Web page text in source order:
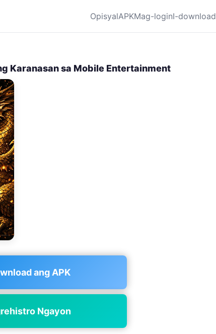
OpisyalAPKMag-loginI-download
Karanasan sa Mobile Entertainment
ang APK
Ngayon